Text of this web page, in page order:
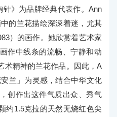
针》为品牌经典代表作。Ann
的兰花描绘深深着迷，尤其
）的画作。她欣赏着艺术家
作中线条的流畅、宁静和动
术精神的兰花作品。因此，A
兰」为灵感，结合中华文化
创作出这件气质出众、秀气
约1.5克拉的天然无烧红色尖